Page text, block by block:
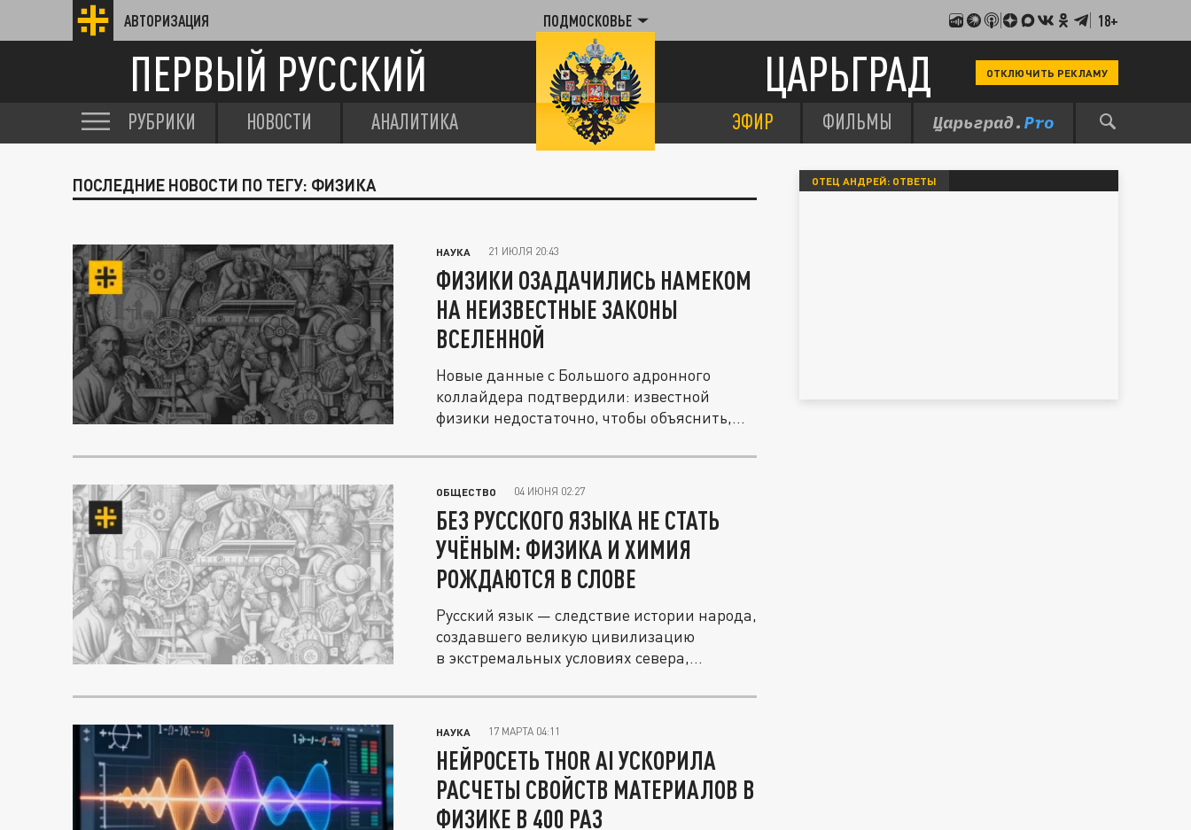
АВТОРИЗАЦИЯ ПОДМОСКОВЬЕ 18+
ПЕРВЫЙ РУССКИЙ ЦАРЬГРАД ОТКЛЮЧИТЬ РЕКЛАМУ
РУБРИКИ НОВОСТИ АНАЛИТИКА ЭФИР ФИЛЬМЫ
ПОСЛЕДНИЕ НОВОСТИ ПО ТЕГУ: ФИЗИКА
НАУКА 21 ИЮЛЯ 20:43
ФИЗИКИ ОЗАДАЧИЛИСЬ НАМЕКОМ
НА НЕИЗВЕСТНЫЕ ЗАКОНЫ
ВСЕЛЕННОЙ
Новые данные с Большого адронного
коллайдера подтвердили: известной
физики недостаточно, чтобы объяснить,
ОБЩЕСТВО 04 ИЮНЯ 02:27
БЕЗ РУССКОГО ЯЗЫКА НЕ СТАТЬ
УЧЁНЫМ: ФИЗИКА И ХИМИЯ
РОЖДАЮТСЯ В СЛОВЕ
Русский язык — следствие истории народа,
создавшего великую цивилизацию
в экстремальных условиях севера,...
НАУКА 17 МАРТА 04:11
НЕЙРОСЕТЬ THOR AI УСКОРИЛА
РАСЧЕТЫ СВОЙСТВ МАТЕРИАЛОВ В
ФИЗИКЕ В 400 РАЗ
ОТЕЦ АНДРЕЙ: ОТВЕТЫ